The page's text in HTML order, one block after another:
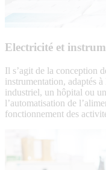
Electricité et
Il s’agit de la conception
instrumentation, adaptés
industriel, un hôpital ou
l’automatisation de
fonctionnement des
instrumentation